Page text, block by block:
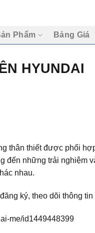
Phẩm Bảng Giá
HYUNDAI
thân thiết được phối
đến những trải
nhau.
ký, theo dõi thông
me/id1449448399